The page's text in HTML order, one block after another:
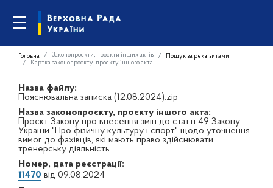
Головна Законопроєкти, проєкти інших актів
Пошук за реквізитами
Картка законопроєкту, проєкту іншого акта
Назва файлу:
Пояснювальна записка (12.08.2024).zip
Назва законопроєкту, проєкту іншого акта:
Проєкт Закону про внесення змін до статті 49 Закону
України "Про фізичну культуру і спорт" щодо уточнення
вимог до фахівців, які мають право здійснювати
тренерську діяльність
Номер, дата реєстрації:
11470 від 09.08.2024